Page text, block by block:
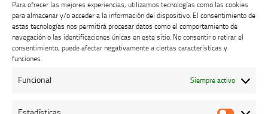
Para ofrecer las mejores experiencias, utilizamos tecnologías como las cookies
para almacenar y/o acceder a la información del dispositivo. El consentimiento de
estas tecnologías nos permitirá procesar datos como el comportamiento de
navegación o las identificaciones únicas en este sitio. No consentir o retirar el
consentimiento, puede afectar negativamente a ciertas características y
funciones.
Funcional Siempre activo
Buzón de dudas, quejas y sugerencias